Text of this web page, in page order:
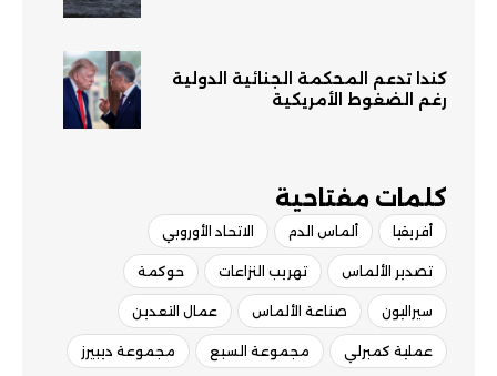
كندا تدعم المحكمة الجنائية الدولية
رغم الضغوط الأمريكية
كلمات مفتاحية​
أفريقيا ألماس الدم الاتحاد الأوروبي
تصدير الألماس تهريب النزاعات حوكمة
سيراليون صناعة الألماس عمال التعدين
عملية كمبرلي مجموعة السبع مجموعة ديبيرز